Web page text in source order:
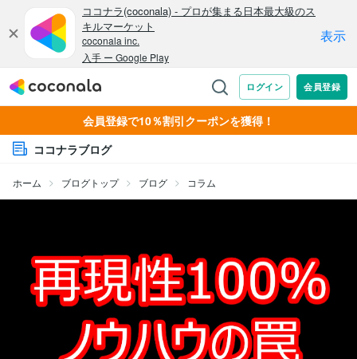
会員登録で10％割引クーポンを獲得！
ココナラブログ
ホーム ブログトップ ブログ コラム